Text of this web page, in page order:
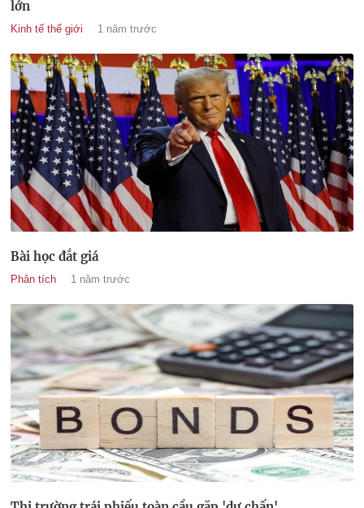
lớn
Kinh tế thế giới 1 năm trước
Bài học đắt giá
Phân tích 1 năm trước